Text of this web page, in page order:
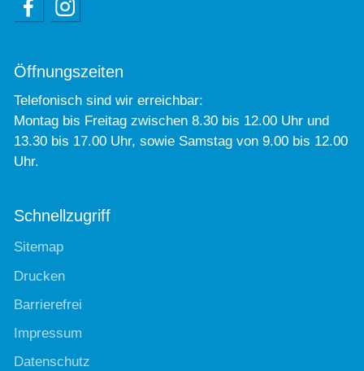
Öffnungszeiten
Telefonisch sind wir erreichbar:
Montag bis Freitag zwischen 8.30 bis 12.00 Uhr und
13.30 bis 17.00 Uhr, sowie Samstag von 9.00 bis 12.00
Uhr.
Schnellzugriff
Sitemap
Drucken
Barrierefrei
Impressum
Datenschutz